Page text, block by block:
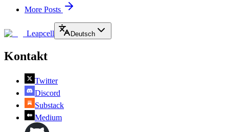
More Posts
Leapcell Deutsch
Kontakt
Twitter
Discord
Substack
Medium